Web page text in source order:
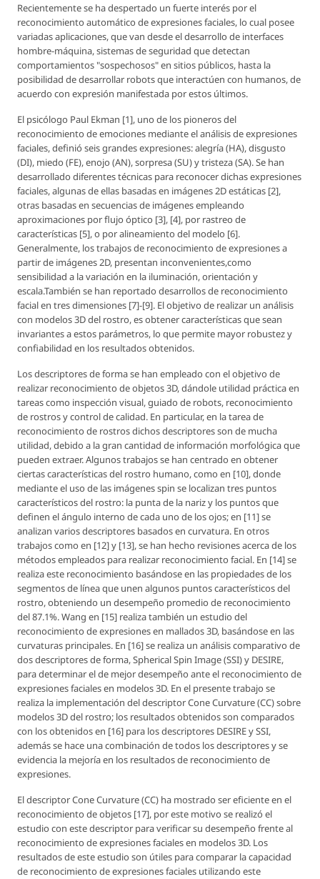
Recientemente se ha despertado un fuerte interés por el
reconocimiento automático de expresiones faciales, lo cual posee
variadas aplicaciones, que van desde el desarrollo de interfaces
hombre-máquina, sistemas de seguridad que detectan
comportamientos "sospechosos" en sitios públicos, hasta la
posibilidad de desarrollar robots que interactúen con humanos, de
acuerdo con expresión manifestada por estos últimos.
El psicólogo Paul Ekman [1], uno de los pioneros del
reconocimiento de emociones mediante el análisis de expresiones
faciales, definió seis grandes expresiones: alegría (HA), disgusto
(DI), miedo (FE), enojo (AN), sorpresa (SU) y tristeza (SA). Se han
desarrollado diferentes técnicas para reconocer dichas expresiones
faciales, algunas de ellas basadas en imágenes 2D estáticas [2],
otras basadas en secuencias de imágenes empleando
aproximaciones por flujo óptico [3], [4], por rastreo de
características [5], o por alineamiento del modelo [6].
Generalmente, los trabajos de reconocimiento de expresiones a
partir de imágenes 2D, presentan inconvenientes,como
sensibilidad a la variación en la iluminación, orientación y
escala.También se han reportado desarrollos de reconocimiento
facial en tres dimensiones [7]-[9]. El objetivo de realizar un análisis
con modelos 3D del rostro, es obtener características que sean
invariantes a estos parámetros, lo que permite mayor robustez y
confiabilidad en los resultados obtenidos.
Los descriptores de forma se han empleado con el objetivo de
realizar reconocimiento de objetos 3D, dándole utilidad práctica en
tareas como inspección visual, guiado de robots, reconocimiento
de rostros y control de calidad. En particular, en la tarea de
reconocimiento de rostros dichos descriptores son de mucha
utilidad, debido a la gran cantidad de información morfológica que
pueden extraer. Algunos trabajos se han centrado en obtener
ciertas características del rostro humano, como en [10], donde
mediante el uso de las imágenes spin se localizan tres puntos
característicos del rostro: la punta de la nariz y los puntos que
definen el ángulo interno de cada uno de los ojos; en [11] se
analizan varios descriptores basados en curvatura. En otros
trabajos como en [12] y [13], se han hecho revisiones acerca de los
métodos empleados para realizar reconocimiento facial. En [14] se
realiza este reconocimiento basándose en las propiedades de los
segmentos de línea que unen algunos puntos característicos del
rostro, obteniendo un desempeño promedio de reconocimiento
del 87.1%. Wang en [15] realiza también un estudio del
reconocimiento de expresiones en mallados 3D, basándose en las
curvaturas principales. En [16] se realiza un análisis comparativo de
dos descriptores de forma, Spherical Spin Image (SSI) y DESIRE,
para determinar el de mejor desempeño ante el reconocimiento de
expresiones faciales en modelos 3D. En el presente trabajo se
realiza la implementación del descriptorCone Curvature(CC) sobre
modelos 3D del rostro; los resultados obtenidos son comparados
con los obtenidos en [16] para los descriptores DESIRE y SSI,
además se hace una combinación de todos los descriptores y se
evidencia la mejoría en los resultados de reconocimiento de
expresiones.
El descriptorCone Curvature(CC) ha mostrado ser eficiente en el
reconocimiento de objetos [17], por este motivo se realizó el
estudio con este descriptor para verificar su desempeño frente al
reconocimiento de expresiones faciales en modelos 3D. Los
resultados de este estudio son útiles para comparar la capacidad
de reconocimiento de expresiones faciales utilizando este